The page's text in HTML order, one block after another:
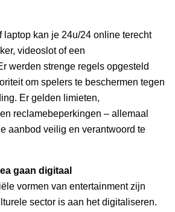
laptop kan je 24u/24 online terecht
videoslot of een
werden strenge regels opgesteld
om spelers te beschermen tegen
Er gelden limieten,
reclamebeperkingen – allemaal
aanbod veilig en verantwoord te
gaan digitaal
vormen van entertainment zijn
sector is aan het digitaliseren.